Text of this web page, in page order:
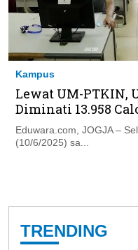
Kampus
Lewat UM-PTKIN,
Diminati 13.958
Eduwara.com, JOGJA –
(10/6/2025) sa...
TRENDING